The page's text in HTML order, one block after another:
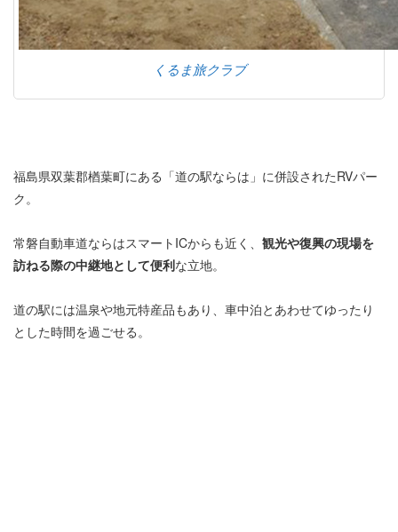
くるま旅クラブ
福島県双葉郡楢葉町にある「道の駅ならは」に併設されたRVパー
ク。
常磐自動車道ならはスマートICからも近く、 観光や復興の現場を
訪ねる際の中継地として便利な立地。
道の駅には温泉や地元特産品もあり、車中泊とあわせてゆったり
とした時間を過ごせる。